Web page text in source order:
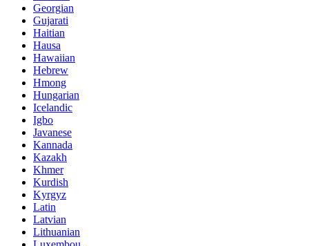
Georgian
Gujarati
Haitian
Hausa
Hawaiian
Hebrew
Hmong
Hungarian
Icelandic
Igbo
Javanese
Kannada
Kazakh
Khmer
Kurdish
Kyrgyz
Latin
Latvian
Lithuanian